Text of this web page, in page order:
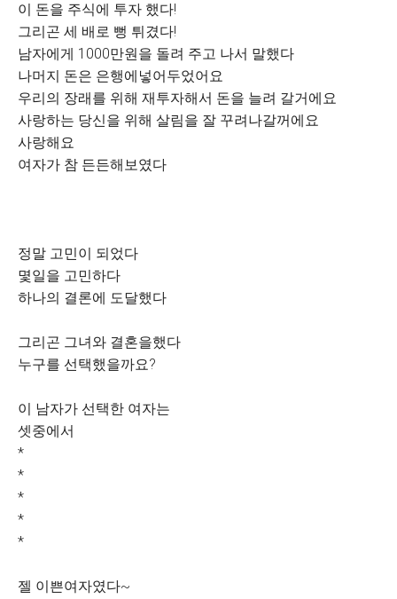
이 돈을 주식에 투자 했다!
그리곤 세 배로 뻥 튀겼다!
남자에게 1000만원을 돌려 주고 나서 말했다
나머지 돈은 은행에넣어두었어요
우리의 장래를 위해 재투자해서 돈을 늘려 갈거에요
사랑하는 당신을 위해 살림을 잘 꾸려나갈꺼에요
사랑해요
여자가 참 든든해보였다
​정말 고민이 되었다
몇일을 고민하다
하나의 결론에 도달했다
그리곤 그녀와 결혼을했다
누구를 선택했을까요?
이 남자가 선택한 여자는
셋중에서
*
*
*
*
*
젤 이쁜여자였다~